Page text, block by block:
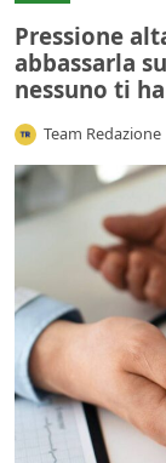
Pressione
abbassarla
nessuno ti
Team Redazione